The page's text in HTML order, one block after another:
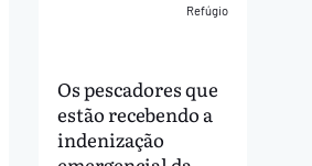
Refúgio
Os pescadores que
estão recebendo a
indenização